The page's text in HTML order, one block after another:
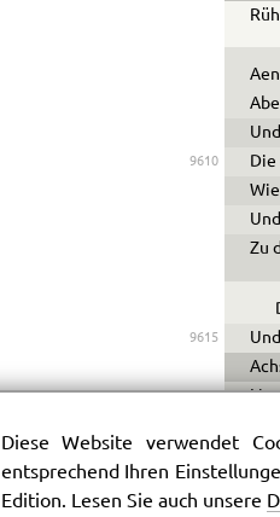
9610
Die
Zu
9615
9620
In
Diese Website verwendet
entsprechend Ihren
Edition. Lesen Sie auch unsere